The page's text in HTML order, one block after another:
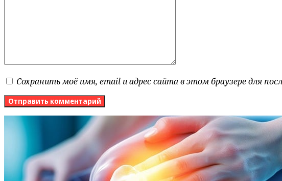
Сохранить моё имя, email и адрес сайта в этом браузере для